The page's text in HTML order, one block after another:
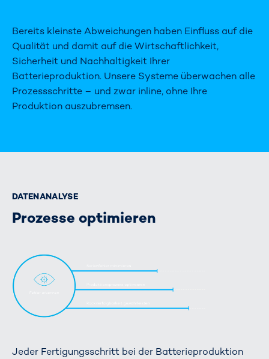
Bereits kleinste Abweichungen haben Einfluss auf die
Qualität und damit auf die Wirtschaftlichkeit,
Sicherheit und Nachhaltigkeit Ihrer
Batterieproduktion. Unsere Systeme überwachen alle
Prozessschritte – und zwar inline, ohne Ihre
Produktion auszubremsen.
DATENANALYSE
Prozesse optimieren
Jeder Fertigungsschritt bei der Batterieproduktion